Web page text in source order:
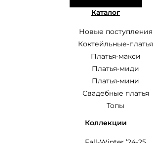
Каталог
Новые поступления
Коктейльные-платья
Платья-макси
Платья-миди
Платья-мини
Свадебные платья
Топы
Коллекции